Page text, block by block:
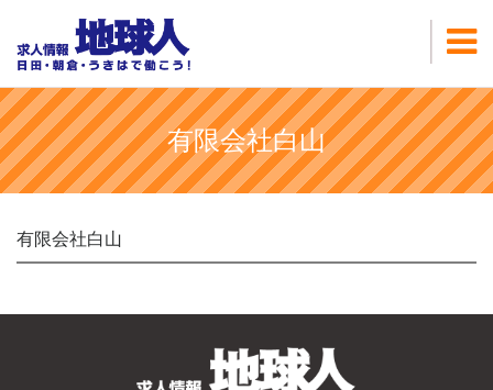
有限会社白山
有限会社白山